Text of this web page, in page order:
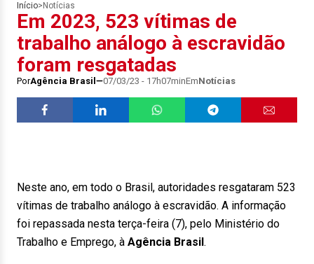
Início> Notícias
Em 2023, 523 vítimas de
trabalho análogo à escravidão
foram resgatadas
PorAgência Brasil 07/03/23 - 17h07minEmNotícias
Neste ano, em todo o Brasil, autoridades resgataram 523
vítimas de trabalho análogo à escravidão. A informação
foi repassada nesta terça-feira (7), pelo Ministério do
Trabalho e Emprego, à Agência Brasil.